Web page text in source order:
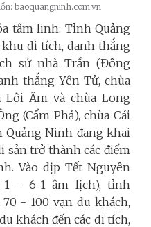
baoquangninh.com.vn
tâm linh: Tỉnh Quảng
di tích, danh thắng
sử nhà Trần (Đông
thắng Yên Tử, chùa
Lôi Âm và chùa Long
(Cẩm Phả), chùa Cái
Quảng Ninh đang khai
sản trở thành các điểm
Vào dịp Tết Nguyên
1 - 6-1 âm lịch), tỉnh
- 100 vạn du khách,
khách đến các di tích,